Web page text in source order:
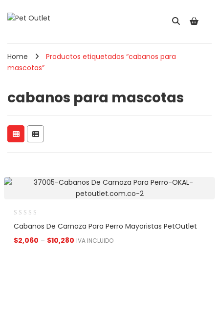
Home
Productos etiquetados “cabanos para
mascotas”
cabanos para mascotas
Cabanos De Carnaza Para Perro Mayoristas PetOutlet
$2,060 – $10,280 IVA INCLUIDO